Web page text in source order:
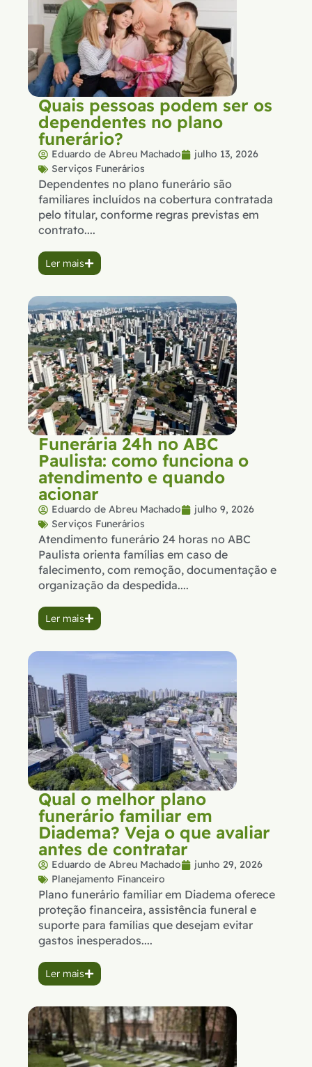
Quais pessoas podem ser os
dependentes no plano
funerário?
Eduardo de Abreu Machado
julho 13, 2026
Serviços Funerários
Dependentes no plano funerário são
familiares incluídos na cobertura contratada
pelo titular, conforme regras previstas em
contrato....
Ler mais
Funerária 24h no ABC
Paulista: como funciona o
atendimento e quando
acionar
Eduardo de Abreu Machado
julho 9, 2026
Serviços Funerários
Atendimento funerário 24 horas no ABC
Paulista orienta famílias em caso de
falecimento, com remoção, documentação e
organização da despedida....
Ler mais
Qual o melhor plano
funerário familiar em
Diadema? Veja o que avaliar
antes de contratar
Eduardo de Abreu Machado
junho 29, 2026
Planejamento Financeiro
Plano funerário familiar em Diadema oferece
proteção financeira, assistência funeral e
suporte para famílias que desejam evitar
gastos inesperados....
Ler mais